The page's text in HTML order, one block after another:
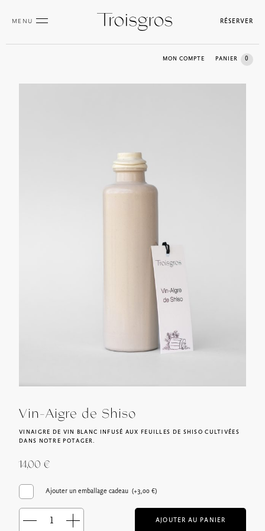
MENU RÉSERVER
MON COMPTE PANIER 0
Vin-Aigre de Shiso
VINAIGRE DE VIN BLANC INFUSÉ AUX FEUILLES DE SHISO CULTIVÉES
DANS NOTRE POTAGER.
14,00€
Ajouter un emballage cadeau (+3,00 €)
quantité
AJOUTER AU PANIER